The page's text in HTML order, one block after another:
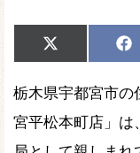
Share
on
X
(Twitter)
栃木県宇都宮市の
宮平松本町店」は